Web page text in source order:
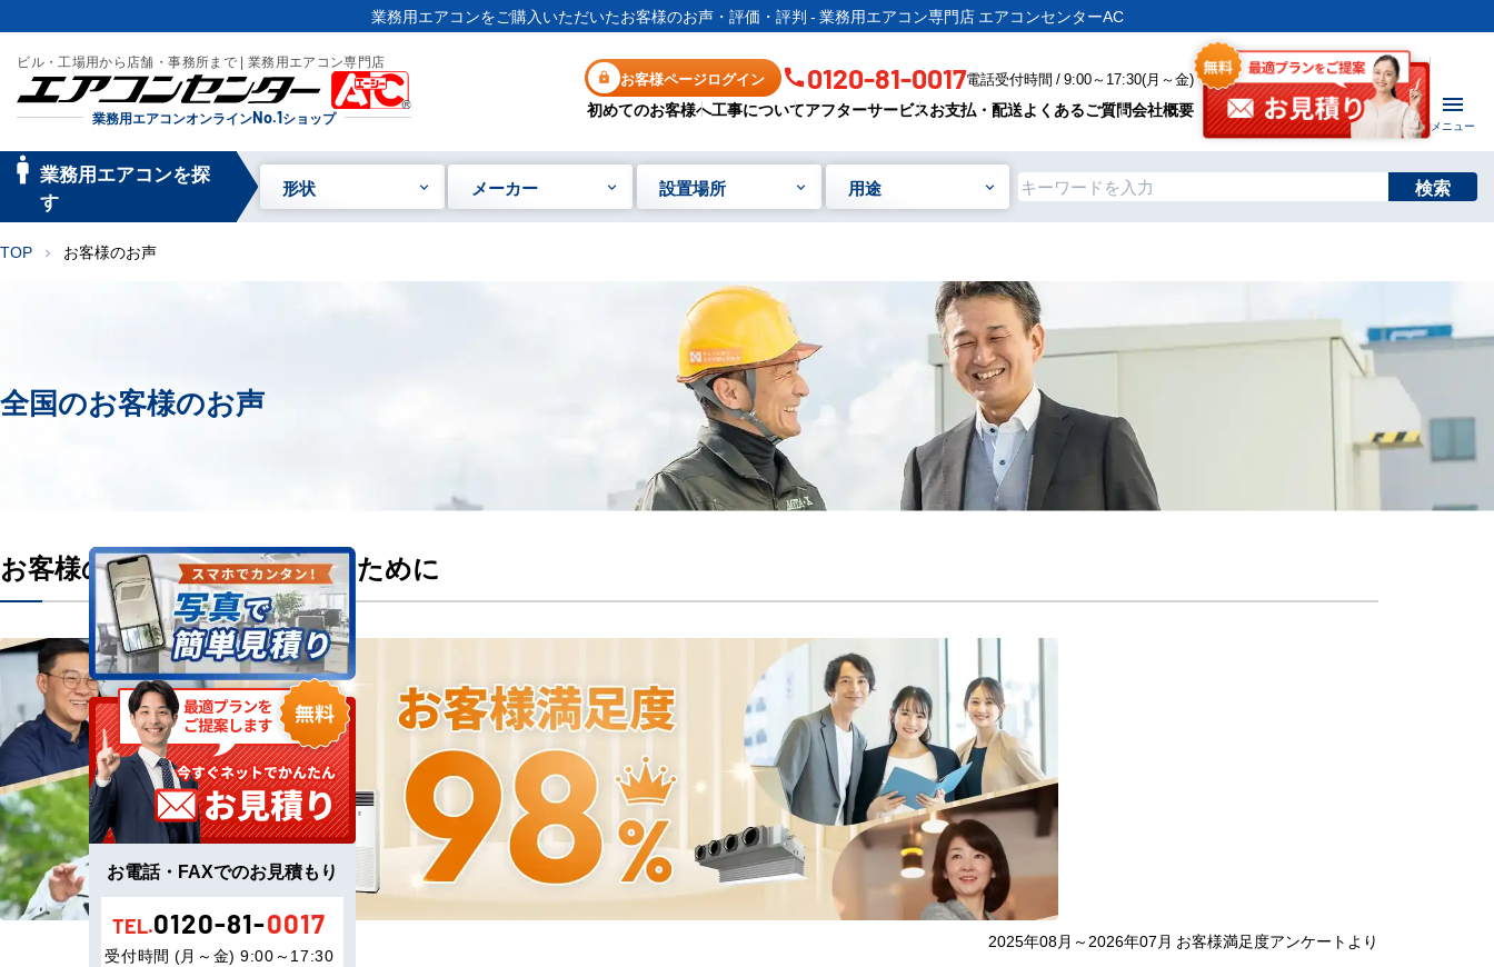
業務用エアコンをご購入いただいたお客様のお声・評価・評判 - 業務用エアコン専門店 エアコンセンターAC
ビル・工場用から店舗・事務所まで | 業務用エアコン専門店
業務用エアコンオンラインNo.1ショップ
お客様ページログイン 0120-81-0017電話受付時間 / 9:00～17:30(月～金)
初めてのお客様へ工事についてアフターサービスお支払・配送よくあるご質問会社概要
メニュー
manage_searc
業務用エアコンを探
す
形状 メーカー 設置場所 用途 検索
TOP chevron_right お客様のお声
全国のお客様のお声
お客様のニーズにお応えするために
2025年08月～2026年07月 お客様満足度アンケートより
お電話・FAXでのお見積もり
TEL.0120-81-0017
受付時間 (月～金) 9:00～17:30